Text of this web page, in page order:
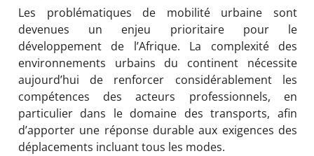
Les problématiques de mobilité urbaine sont
devenues un enjeu prioritaire pour le
développement de l’Afrique. La complexité des
environnements urbains du continent nécessite
aujourd’hui de renforcer considérablement les
compétences des acteurs professionnels, en
particulier dans le domaine des transports, afin
d’apporter une réponse durable aux exigences des
déplacements incluant tous les modes.